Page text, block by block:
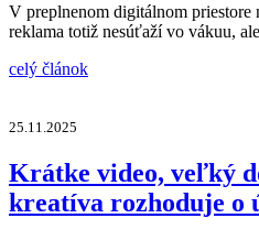
V preplnenom digitálnom priestore
reklama totiž nesúťaží vo vákuu,
celý článok
25.11.2025
Krátke video, veľký
kreatíva rozhoduje o